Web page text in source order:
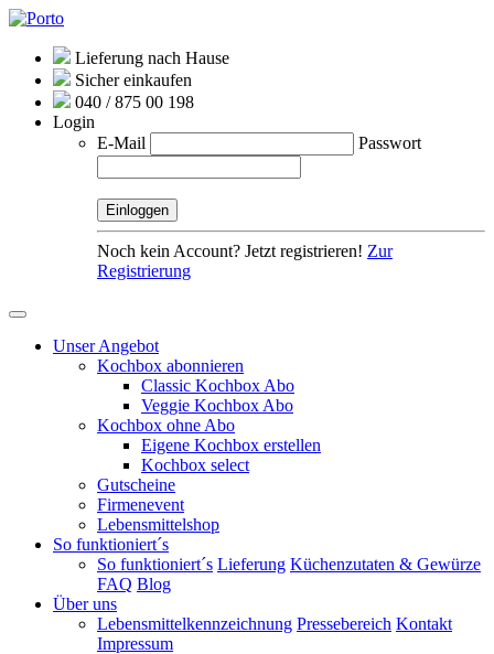
Lieferung nach Hause
Sicher einkaufen
040 / 875 00 198
Login
E-Mail
Passwort
Noch kein Account? Jetzt registrieren! Zur
Registrierung
Unser Angebot
Kochbox abonnieren
Classic Kochbox Abo
Veggie Kochbox Abo
Kochbox ohne Abo
Eigene Kochbox erstellen
Kochbox select
Gutscheine
Firmenevent
Lebensmittelshop
So funktioniert´s
So funktioniert´s Lieferung Küchenzutaten & Gewürze
FAQ Blog
Über uns
Lebensmittelkennzeichnung Pressebereich Kontakt
Impressum